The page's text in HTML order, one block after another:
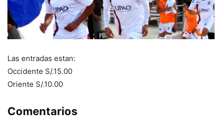
Las entradas estan:
Occidente S/.15.00
Oriente S/.10.00
Comentarios